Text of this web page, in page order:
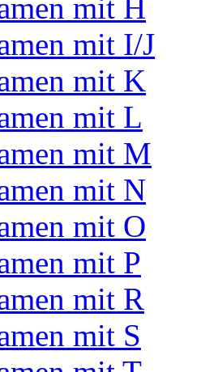
mit H
mit I/J
mit K
mit L
mit M
mit N
mit O
mit P
mit R
mit S